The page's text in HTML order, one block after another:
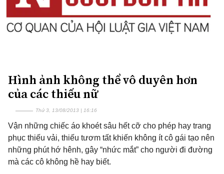
Hình ảnh không thể vô duyên hơn
của các thiếu nữ
Thứ 3, 13/08/2013 | 16:16
Vận những chiếc áo khoét sâu hết cỡ cho phép hay trang
phục thiếu vải, thiếu tươm tất khiến không ít cô gái tạo nên
những phút hớ hênh, gây “nhức mắt” cho người đi đường
mà các cô không hề hay biết.